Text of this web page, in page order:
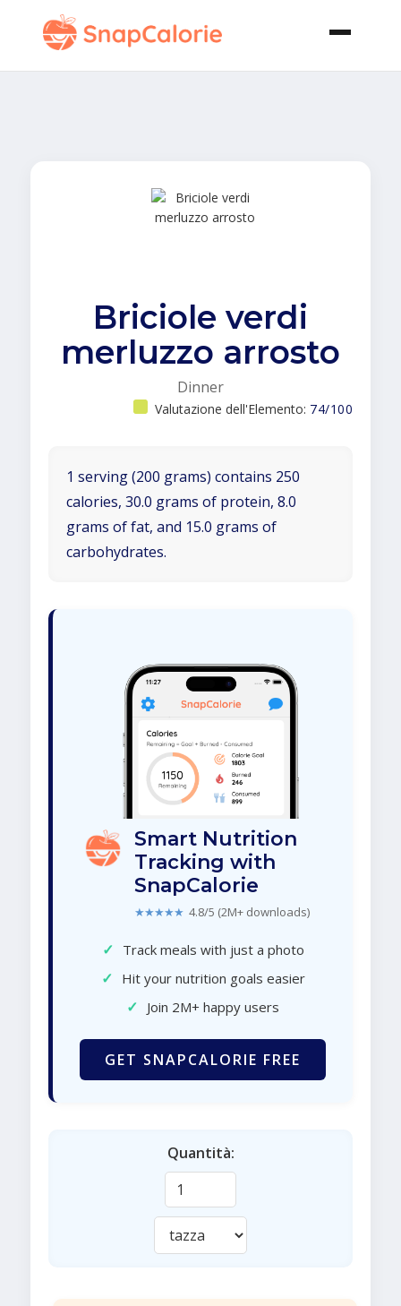
Briciole verdi
merluzzo arrosto
Dinner
Valutazione dell'Elemento: 74/100
1 serving (200 grams) contains 250
calories, 30.0 grams of protein, 8.0
grams of fat, and 15.0 grams of
carbohydrates.
Smart Nutrition
Tracking with
SnapCalorie
★★★★★ 4.8/5 (2M+ downloads)
✓ Track meals with just a photo
✓ Hit your nutrition goals easier
✓ Join 2M+ happy users
GET SNAPCALORIE FREE
Quantità: